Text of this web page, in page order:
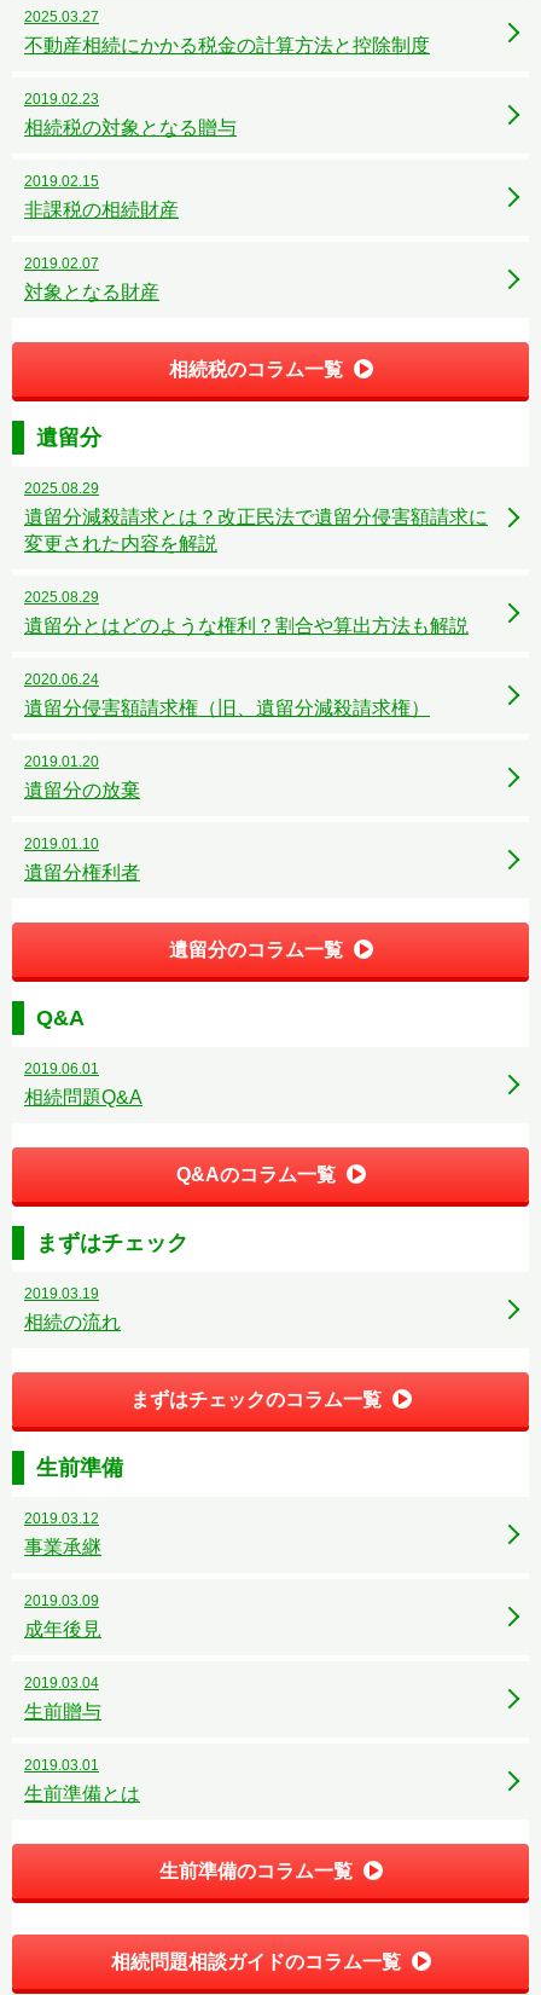
2025.03.27
不動産相続にかかる税金の計算方法と控除制度
2019.02.23
相続税の対象となる贈与
2019.02.15
非課税の相続財産
2019.02.07
対象となる財産
相続税のコラム一覧
遺留分
2025.08.29
遺留分減殺請求とは？改正民法で遺留分侵害額請求に
変更された内容を解説
2025.08.29
遺留分とはどのような権利？割合や算出方法も解説
2020.06.24
遺留分侵害額請求権（旧、遺留分減殺請求権）
2019.01.20
遺留分の放棄
2019.01.10
遺留分権利者
遺留分のコラム一覧
Q&A
2019.06.01
相続問題Q&A
Q&Aのコラム一覧
まずはチェック
2019.03.19
相続の流れ
まずはチェックのコラム一覧
生前準備
2019.03.12
事業承継
2019.03.09
成年後見
2019.03.04
生前贈与
2019.03.01
生前準備とは
生前準備のコラム一覧
相続問題相談ガイドのコラム一覧